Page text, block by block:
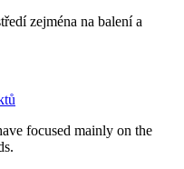
zejména na balení a
focused mainly on the